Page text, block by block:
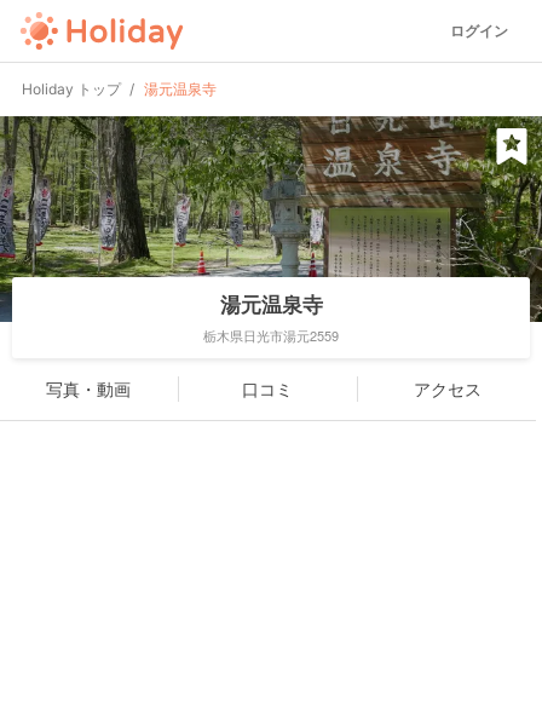
ログイン
Holiday トップ 湯元温泉寺
湯元温泉寺
栃木県日光市湯元2559
写真・動画 口コミ アクセス